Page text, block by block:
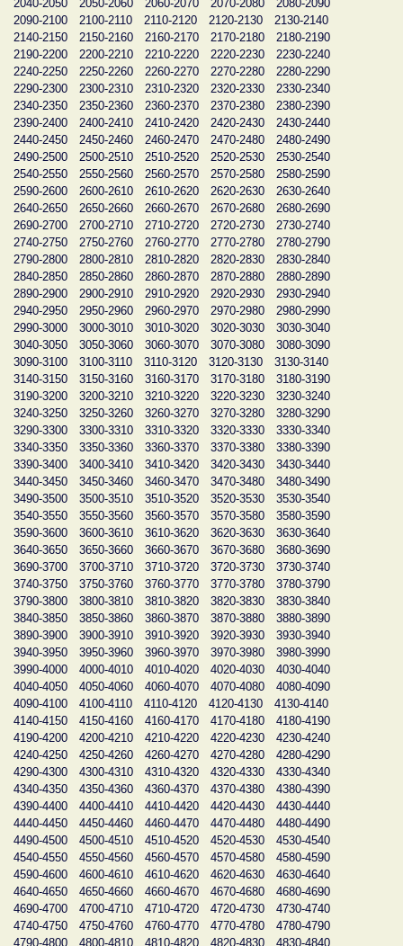
2040-2050
2050-2060 2060-2070 2070-2080
2080-2090
2090-2100
2100-2110 2110-2120 2120-2130
2130-2140
2140-2150
2150-2160 2160-2170 2170-2180
2180-2190
2190-2200
2200-2210 2210-2220 2220-2230
2230-2240
2240-2250
2250-2260 2260-2270 2270-2280
2280-2290
2290-2300
2300-2310 2310-2320 2320-2330
2330-2340
2340-2350
2350-2360 2360-2370 2370-2380
2380-2390
2390-2400
2400-2410 2410-2420 2420-2430
2430-2440
2440-2450
2450-2460 2460-2470 2470-2480
2480-2490
2490-2500
2500-2510 2510-2520 2520-2530
2530-2540
2540-2550
2550-2560 2560-2570 2570-2580
2580-2590
2590-2600
2600-2610 2610-2620 2620-2630
2630-2640
2640-2650
2650-2660 2660-2670 2670-2680
2680-2690
2690-2700
2700-2710 2710-2720 2720-2730
2730-2740
2740-2750
2750-2760 2760-2770 2770-2780
2780-2790
2790-2800
2800-2810 2810-2820 2820-2830
2830-2840
2840-2850
2850-2860 2860-2870 2870-2880
2880-2890
2890-2900
2900-2910 2910-2920 2920-2930
2930-2940
2940-2950
2950-2960 2960-2970 2970-2980
2980-2990
2990-3000
3000-3010 3010-3020 3020-3030
3030-3040
3040-3050
3050-3060 3060-3070 3070-3080
3080-3090
3090-3100
3100-3110 3110-3120 3120-3130
3130-3140
3140-3150
3150-3160 3160-3170 3170-3180
3180-3190
3190-3200
3200-3210 3210-3220 3220-3230
3230-3240
3240-3250
3250-3260 3260-3270 3270-3280
3280-3290
3290-3300
3300-3310 3310-3320 3320-3330
3330-3340
3340-3350
3350-3360 3360-3370 3370-3380
3380-3390
3390-3400
3400-3410 3410-3420 3420-3430
3430-3440
3440-3450
3450-3460 3460-3470 3470-3480
3480-3490
3490-3500
3500-3510 3510-3520 3520-3530
3530-3540
3540-3550
3550-3560 3560-3570 3570-3580
3580-3590
3590-3600
3600-3610 3610-3620 3620-3630
3630-3640
3640-3650
3650-3660 3660-3670 3670-3680
3680-3690
3690-3700
3700-3710 3710-3720 3720-3730
3730-3740
3740-3750
3750-3760 3760-3770 3770-3780
3780-3790
3790-3800
3800-3810 3810-3820 3820-3830
3830-3840
3840-3850
3850-3860 3860-3870 3870-3880
3880-3890
3890-3900
3900-3910 3910-3920 3920-3930
3930-3940
3940-3950
3950-3960 3960-3970 3970-3980
3980-3990
3990-4000
4000-4010 4010-4020 4020-4030
4030-4040
4040-4050
4050-4060 4060-4070 4070-4080
4080-4090
4090-4100
4100-4110 4110-4120 4120-4130
4130-4140
4140-4150
4150-4160 4160-4170 4170-4180
4180-4190
4190-4200
4200-4210 4210-4220 4220-4230
4230-4240
4240-4250
4250-4260 4260-4270 4270-4280
4280-4290
4290-4300
4300-4310 4310-4320 4320-4330
4330-4340
4340-4350
4350-4360 4360-4370 4370-4380
4380-4390
4390-4400
4400-4410 4410-4420 4420-4430
4430-4440
4440-4450
4450-4460 4460-4470 4470-4480
4480-4490
4490-4500
4500-4510 4510-4520 4520-4530
4530-4540
4540-4550
4550-4560 4560-4570 4570-4580
4580-4590
4590-4600
4600-4610 4610-4620 4620-4630
4630-4640
4640-4650
4650-4660 4660-4670 4670-4680
4680-4690
4690-4700
4700-4710 4710-4720 4720-4730
4730-4740
4740-4750
4750-4760 4760-4770 4770-4780
4780-4790
4790-4800
4800-4810 4810-4820 4820-4830
4830-4840